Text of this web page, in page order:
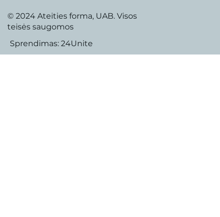
© 2024 Ateities forma, UAB. Visos
teisės saugomos
Sprendimas: 24Unite